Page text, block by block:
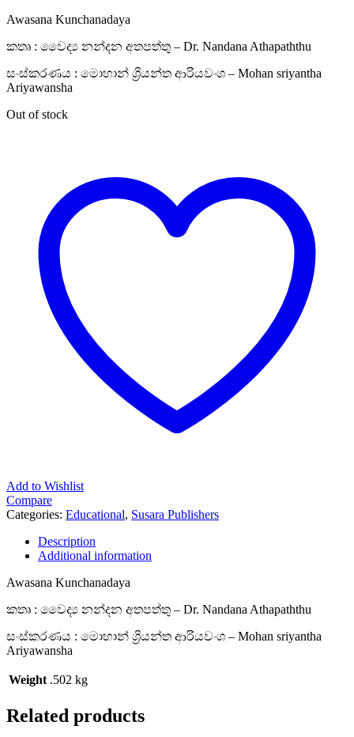
Awasana Kunchanadaya
කතෘ : වෛද්‍ය නන්දන අතපත්තු – Dr. Nandana Athapaththu
සංස්කරණය : මොහාන් ශ්‍රියන්ත ආරියවංශ – Mohan sriyantha
Ariyawansha
Out of stock
Add to Wishlist
Compare
Categories: Educational, Susara Publishers
Description
Additional information
Awasana Kunchanadaya
කතෘ : වෛද්‍ය නන්දන අතපත්තු – Dr. Nandana Athapaththu
සංස්කරණය : මොහාන් ශ්‍රියන්ත ආරියවංශ – Mohan sriyantha
Ariyawansha
Weight .502 kg
Related products